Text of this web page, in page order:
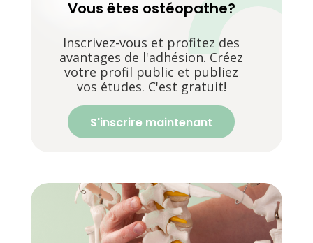
Vous êtes ostéopathe?
Inscrivez-vous et profitez des
avantages de l'adhésion. Créez
votre profil public et publiez
vos études. C'est gratuit!
S'inscrire maintenant